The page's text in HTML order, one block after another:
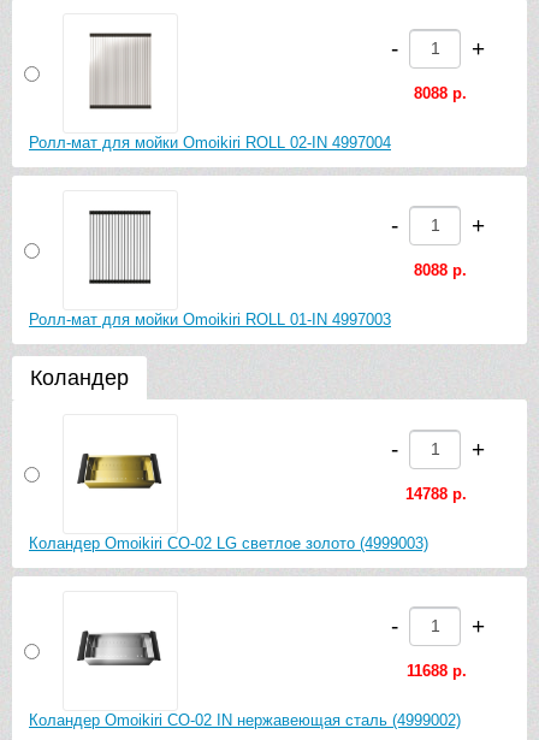
Ролл-мат для мойки Omoikiri ROLL 02-IN 4997004
- +
8088 р.
Ролл-мат для мойки Omoikiri ROLL 01-IN 4997003
- +
8088 р.
Коландер
Коландер Omoikiri CO-02 LG светлое золото (4999003)
- +
14788 р.
Коландер Omoikiri CO-02 IN нержавеющая сталь (4999002)
- +
11688 р.